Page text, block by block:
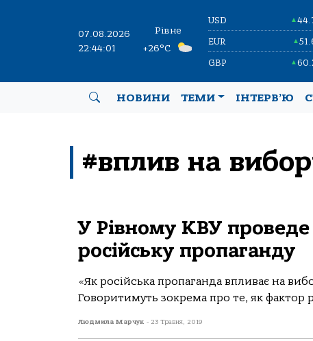
07.08.2026
22:44:01
Рівне
+26°C
USD ▲
EUR ▲
GBP ▲
НОВИНИ ТЕМИ ІНТЕРВ’Ю
#вплив на
У Рівному КВУ проведе
російську пропаганду
«Як російська пропаганда впливає на
Говоритимуть зокрема про те, як фактор
Людмила Марчук - 23 Травня, 2019